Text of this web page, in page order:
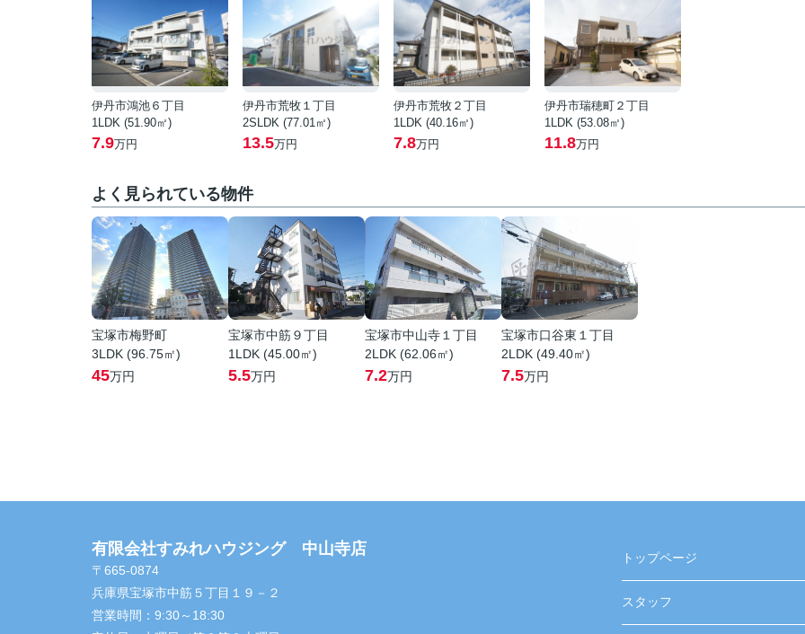
伊丹市鴻池６丁目
1LDK (51.90㎡)
7.9万円
伊丹市荒牧１丁目
2SLDK (77.01㎡)
13.5万円
伊丹市荒牧２丁目
1LDK (40.16㎡)
7.8万円
伊丹市瑞穂町２丁目
1LDK (53.08㎡)
11.8万円
よく見られている物件
宝塚市梅野町
3LDK (96.75㎡)
45万円
宝塚市中筋９丁目
1LDK (45.00㎡)
5.5万円
宝塚市中山寺１丁目
2LDK (62.06㎡)
7.2万円
宝塚市口谷東１丁目
2LDK (49.40㎡)
7.5万円
有限会社すみれハウジング 中山寺店
〒665-0874
兵庫県宝塚市中筋５丁目１９－２
営業時間： 9:30～18:30
トップページ
スタッフ